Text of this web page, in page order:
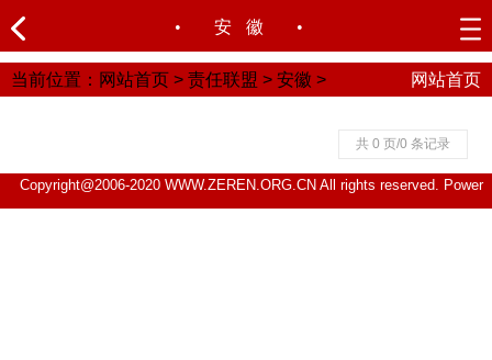
• 安徽 •
当前位置： 网站首页 > 责任联盟 > 安徽 > 网站首页
共 0 页/0 条记录
Copyright@2006-2020 WWW.ZEREN.ORG.CN All rights reserved. Power
by DedeCms